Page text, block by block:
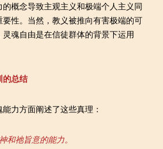
概念导致主观主义和极端个人主义同
性。当然，教义被推向有害极端的可
魂自由是在信徒群体的背景下运用
的总结
力方面阐述了这些真理：
和祂旨意的能力。